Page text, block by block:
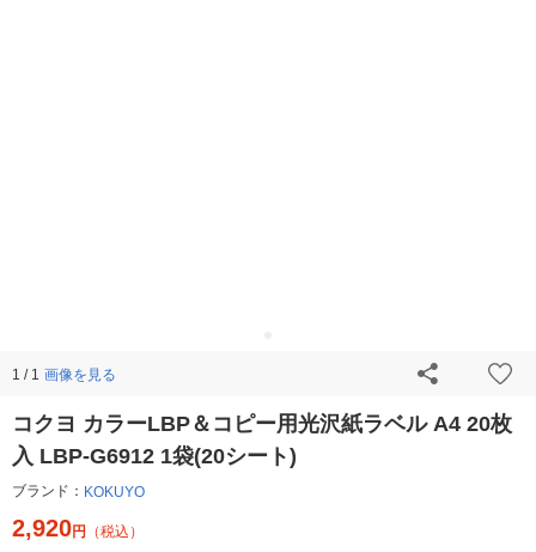
1 / 1 画像を見る
コクヨ カラーLBP＆コピー用光沢紙ラベル A4 20枚
入 LBP-G6912 1袋(20シート)
ブランド： KOKUYO
2,920円 （税込）